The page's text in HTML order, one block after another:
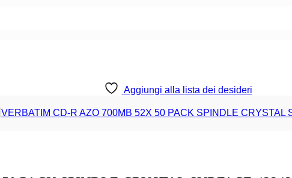
Aggiungi alla lista dei desideri